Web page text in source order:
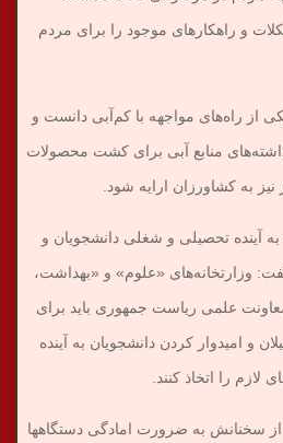
و راهکارهای موجود را برای مردم
از راه‌های مواجهه با کم‌آبی دانست و
منابع آبی برای کشت محصولات
به کشاورزان ارایه شود.
آینده تحصیلی و شغلی دانشجویان و
وزارتخانه‌های «علوم» و «بهداشت،
علمی ریاست جمهوری باید برای
و امیدوار کردن دانشجویان به آینده
را اتخاذ کنند.
سخنانش به ضرورت امادگی دستگاهها